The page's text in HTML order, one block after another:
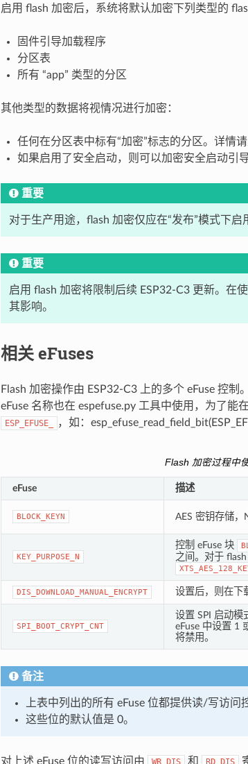
启用 flash 加密后，系统将默认加密下列类型的
固件引导加载程序
分区表
所有 “app” 类型的分区
其他类型的数据将视情况进行加密：
任何在分区表中标有“加密”标志的分区。详情
如果启用了安全启动，则可以加密安全启动引
重要
对于生产用途，flash 加密仅应在“发布”模式下启
重要
启用 flash 加密将限制后续 ESP32-C3 更新。在
其影响。
相关 eFuses
Flash 加密操作由 ESP32-C3 上的多个 eFuse 控
eFuse 名称也在 espefuse.py 工具中使用，为了能
ESP_EFUSE_ ，如：
Flash 加密过程中
eFuse 描述
BLOCK_KEYN AES 密钥存储，
KEY_PURPOSE_N
控制 eFuse 块
之间。对于
DIS_DOWNLOAD_MANUAL_ENCRYPT 设置后，则在下
SPI_BOOT_CRYPT_CNT
设置 SPI 启动模
eFuse 中设置 1
将禁用。
备注
上表中列出的所有 eFuse 位都提供读/写访问
这些位的默认值是 0。
对上述 eFuse 位的读写访问由 WR_DIS 和 RD_DIS